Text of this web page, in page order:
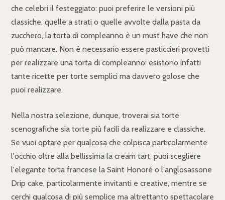
che celebri il festeggiato: puoi preferire le versioni più
classiche, quelle a strati o quelle avvolte dalla pasta da
zucchero, la torta di compleanno è un must have che non
può mancare. Non è necessario essere pasticcieri provetti
per realizzare una torta di compleanno: esistono infatti
tante ricette per torte semplici ma davvero golose che
puoi realizzare.
Nella nostra selezione, dunque, troverai sia torte
scenografiche sia torte più facili da realizzare e classiche.
Se vuoi optare per qualcosa che colpisca particolarmente
l'occhio oltre alla bellissima la cream tart, puoi scegliere
l'elegante torta francese la Saint Honoré o l'anglosassone
Drip cake, particolarmente invitanti e creative, mentre se
cerchi qualcosa di più semplice ma altrettanto spettacolare